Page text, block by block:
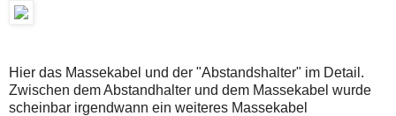
Hier das Massekabel und der "Abstandshalter" im Detail.
Zwischen dem Abstandhalter und dem Massekabel wurde
scheinbar irgendwann ein weiteres Massekabel